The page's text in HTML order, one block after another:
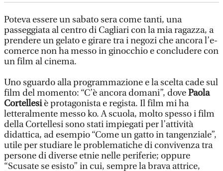
Poteva essere un sabato sera come tanti, una
passeggiata al centro di Cagliari con la mia ragazza, a
prendere un gelato e girare tra i negozi che ancora l’e-
comerce non ha messo in ginocchio e concludere con
un film al cinema.
Uno sguardo alla programmazione e la scelta cade sul
film del momento: “C’è ancora domani”, dovePaola
Cortellesiè protagonista e regista. Il film mi ha
letteralmente messo ko. A scuola, molto spesso i film
della Cortellesi sono stati impiegati per l’attività
didattica, ad esempio “Come un gatto in tangenziale”,
utile per studiare le problematiche di convivenza tra
persone di diverse etnie nelle periferie; oppure
“Scusate se esisto” in cui, sempre la brava attrice,